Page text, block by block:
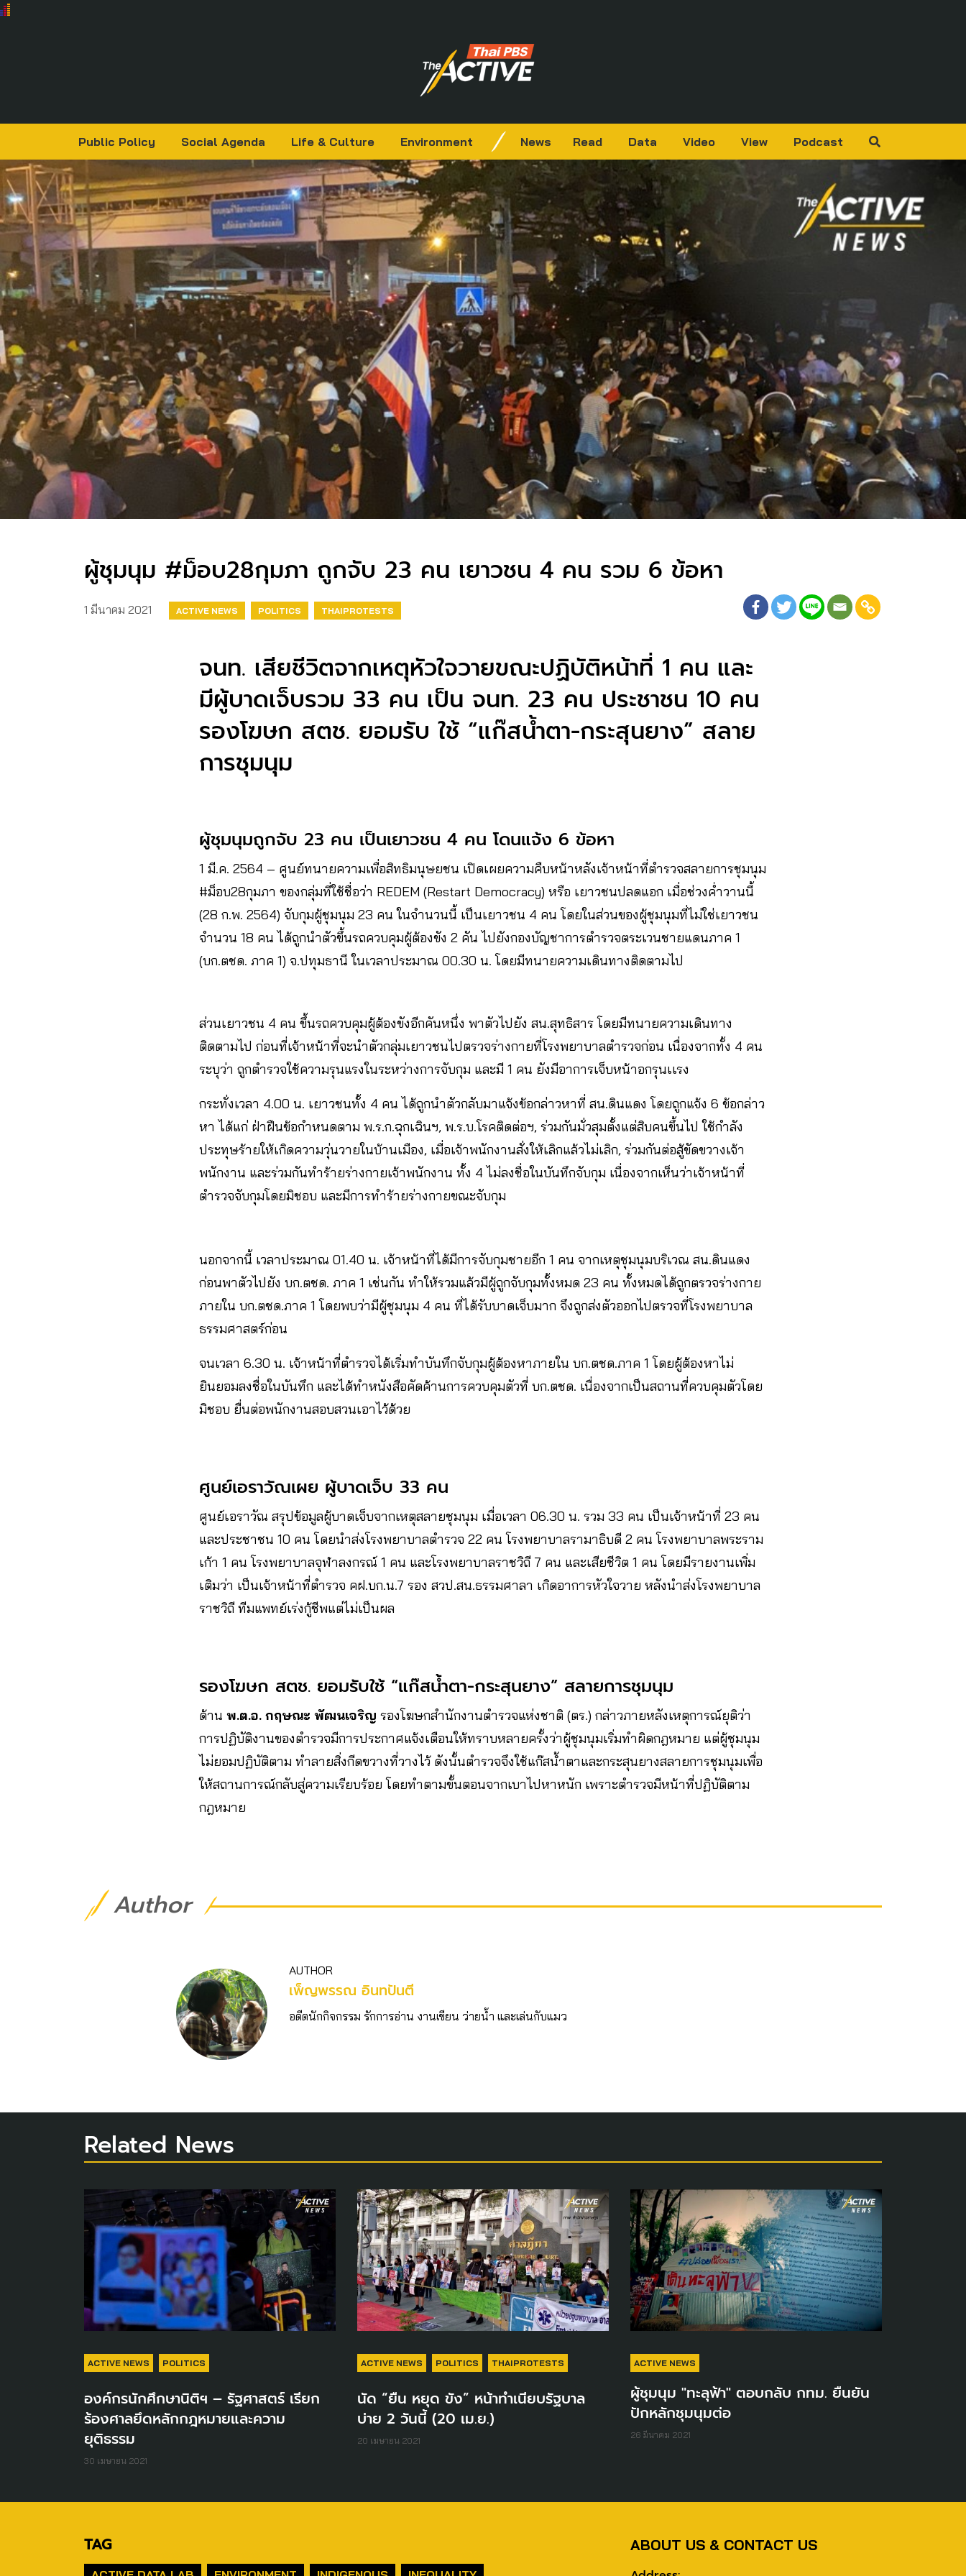
Public Policy Social Agenda Life & Culture Environment News Read Data Video View Podcast
ผู้ชุมนุม #ม็อบ28กุมภา ถูกจับ 23 คน เยาวชน 4 คน รวม 6 ข้อหา
1 มีนาคม 2021 ACTIVE NEWS POLITICS THAIPROTESTS
จนท. เสียชีวิตจากเหตุหัวใจวายขณะปฏิบัติหน้าที่ 1 คน และ
มีผู้บาดเจ็บรวม 33 คน เป็น จนท. 23 คน ประชาชน 10 คน
รองโฆษก สตช. ยอมรับ ใช้ “แก๊สน้ำตา-กระสุนยาง” สลาย
การชุมนุม
ผู้ชุมนุมถูกจับ 23 คน เป็นเยาวชน 4 คน โดนแจ้ง 6 ข้อหา
1 มี.ค. 2564 – ศูนย์ทนายความเพื่อสิทธิมนุษยชน เปิดเผยความคืบหน้าหลังเจ้าหน้าที่ตำรวจสลายการชุมนุม
#ม็อบ28กุมภา ของกลุ่มที่ใช้ชื่อว่า REDEM (Restart Democracy) หรือ เยาวชนปลดแอก เมื่อช่วงค่ำวานนี้
(28 ก.พ. 2564) จับกุมผู้ชุมนุม 23 คน ในจำนวนนี้ เป็นเยาวชน 4 คน โดยในส่วนของผู้ชุมนุมที่ไม่ใช่เยาวชน
จำนวน 18 คน ได้ถูกนำตัวขึ้นรถควบคุมผู้ต้องขัง 2 คัน ไปยังกองบัญชาการตำรวจตระเวนชายแดนภาค 1
(บก.ตชด. ภาค 1) จ.ปทุมธานี ในเวลาประมาณ 00.30 น. โดยมีทนายความเดินทางติดตามไป
ส่วนเยาวชน 4 คน ขึ้นรถควบคุมผู้ต้องขังอีกคันหนึ่ง พาตัวไปยัง สน.สุทธิสาร โดยมีทนายความเดินทาง
ติดตามไป ก่อนที่เจ้าหน้าที่จะนำตัวกลุ่มเยาวชนไปตรวจร่างกายที่โรงพยาบาลตำรวจก่อน เนื่องจากทั้ง 4 คน
ระบุว่า ถูกตำรวจใช้ความรุนแรงในระหว่างการจับกุม และมี 1 คน ยังมีอาการเจ็บหน้าอกรุนเเรง
กระทั่งเวลา 4.00 น. เยาวชนทั้ง 4 คน ได้ถูกนำตัวกลับมาแจ้งข้อกล่าวหาที่ สน.ดินแดง โดยถูกแจ้ง 6 ข้อกล่าว
หา ได้แก่ ฝ่าฝืนข้อกำหนดตาม พ.ร.ก.ฉุกเฉินฯ, พ.ร.บ.โรคติดต่อฯ, ร่วมกันมั่วสุมตั้งแต่สิบคนขึ้นไป ใช้กำลัง
ประทุษร้ายให้เกิดความวุ่นวายในบ้านเมือง, เมื่อเจ้าพนักงานสั่งให้เลิกแล้วไม่เลิก, ร่วมกันต่อสู้ขัดขวางเจ้า
พนักงาน และร่วมกันทำร้ายร่างกายเจ้าพนักงาน ทั้ง 4 ไม่ลงชื่อในบันทึกจับกุม เนื่องจากเห็นว่าเจ้าหน้าที่
ตำรวจจับกุมโดยมิชอบ และมีการทำร้ายร่างกายขณะจับกุม
นอกจากนี้ เวลาประมาณ 01.40 น. เจ้าหน้าที่ได้มีการจับกุมชายอีก 1 คน จากเหตุชุมนุมบริเวณ สน.ดินแดง
ก่อนพาตัวไปยัง บก.ตชด. ภาค 1 เช่นกัน ทำให้รวมแล้วมีผู้ถูกจับกุมทั้งหมด 23 คน ทั้งหมดได้ถูกตรวจร่างกาย
ภายใน บก.ตชด.ภาค 1 โดยพบว่ามีผู้ชุมนุม 4 คน ที่ได้รับบาดเจ็บมาก จึงถูกส่งตัวออกไปตรวจที่โรงพยาบาล
ธรรมศาสตร์ก่อน
จนเวลา 6.30 น. เจ้าหน้าที่ตำรวจได้เริ่มทำบันทึกจับกุมผู้ต้องหาภายใน บก.ตชด.ภาค 1 โดยผู้ต้องหาไม่
ยินยอมลงชื่อในบันทึก และได้ทำหนังสือคัดค้านการควบคุมตัวที่ บก.ตชด. เนื่องจากเป็นสถานที่ควบคุมตัวโดย
มิชอบ ยื่นต่อพนักงานสอบสวนเอาไว้ด้วย
ศูนย์เอราวัณเผย ผู้บาดเจ็บ 33 คน
ศูนย์เอราวัณ สรุปข้อมูลผู้บาดเจ็บจากเหตุสลายชุมนุม เมื่อเวลา 06.30 น. รวม 33 คน เป็นเจ้าหน้าที่ 23 คน
และประชาชน 10 คน โดยนำส่งโรงพยาบาลตำรวจ 22 คน โรงพยาบาลรามาธิบดี 2 คน โรงพยาบาลพระราม
เก้า 1 คน โรงพยาบาลจุฬาลงกรณ์ 1 คน และโรงพยาบาลราชวิถี 7 คน และเสียชีวิต 1 คน โดยมีรายงานเพิ่ม
เติมว่า เป็นเจ้าหน้าที่ตำรวจ คฝ.บก.น.7 รอง สวป.สน.ธรรมศาลา เกิดอาการหัวใจวาย หลังนำส่งโรงพยาบาล
ราชวิถี ทีมแพทย์เร่งกู้ชีพแต่ไม่เป็นผล
รองโฆษก สตช. ยอมรับใช้ “แก๊สน้ำตา-กระสุนยาง” สลายการชุมนุม
ด้าน พ.ต.อ. กฤษณะ พัฒนเจริญ รองโฆษกสำนักงานตำรวจแห่งชาติ (ตร.) กล่าวภายหลังเหตุการณ์ยุติว่า
การปฏิบัติงานของตำรวจมีการประกาศแจ้งเตือนให้ทราบหลายครั้งว่าผู้ชุมนุมเริ่มทำผิดกฎหมาย แต่ผู้ชุมนุม
ไม่ยอมปฏิบัติตาม ทำลายสิ่งกีดขวางที่วางไว้ ดังนั้นตำรวจจึงใช้แก๊สน้ำตาและกระสุนยางสลายการชุมนุมเพื่อ
ให้สถานการณ์กลับสู่ความเรียบร้อย โดยทำตามขั้นตอนจากเบาไปหาหนัก เพราะตำรวจมีหน้าที่ปฏิบัติตาม
กฎหมาย
Author
AUTHOR
เพ็ญพรรณ อินทปันตี
อดีตนักกิจกรรม รักการอ่าน งานเขียน ว่ายน้ำ และเล่นกับแมว
Related News
ACTIVE NEWS POLITICS
องค์กรนักศึกษานิติฯ – รัฐศาสตร์ เรียก
ร้องศาลยึดหลักกฎหมายและความ
ยุติธรรม
30 เมษายน 2021
ACTIVE NEWS POLITICS THAIPROTESTS
นัด “ยืน หยุด ขัง” หน้าทำเนียบรัฐบาล
บ่าย 2 วันนี้ (20 เม.ย.)
20 เมษายน 2021
ACTIVE NEWS
ผู้ชุมนุม "ทะลุฟ้า" ตอบกลับ กทม. ยืนยัน
ปักหลักชุมนุมต่อ
26 มีนาคม 2021
TAG ABOUT US & CONTACT US